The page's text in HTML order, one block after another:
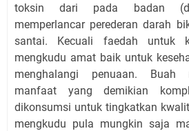
toksin dari pada badan
memperlancar perederan darah
santai. Kecuali faedah untuk
mengkudu amat baik untuk
menghalangi penuaan. Buah
manfaat yang demikian
dikonsumsi untuk tingkatkan
mengkudu pula mungkin saja